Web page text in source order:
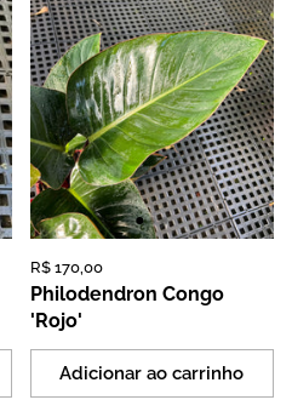
Preço:
R$ 170,00
Philodendron Congo
'Rojo'
Adicionar ao carrinho